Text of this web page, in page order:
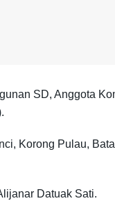
SD, Anggota
Korong Pulau,
Datuak Sati.